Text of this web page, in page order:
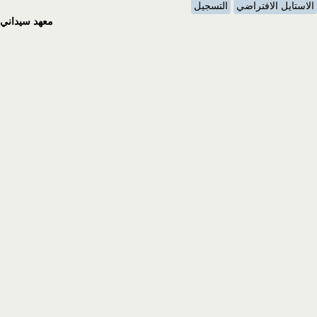
الاستايل الافتراضي
التسجيل
معهد سيداني